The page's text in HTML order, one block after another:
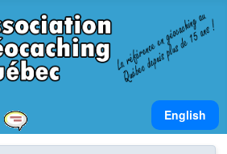
Sélectionnez
English